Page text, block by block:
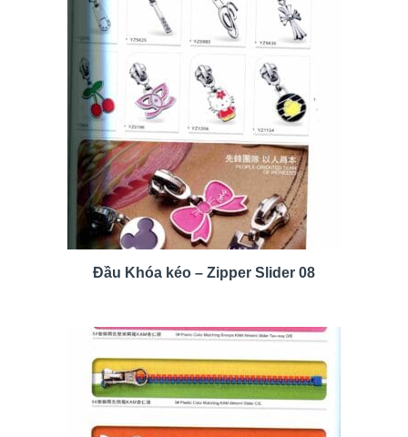
Đầu Khóa kéo – Zipper Slider 08